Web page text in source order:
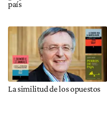
país
La similitud de los opuestos